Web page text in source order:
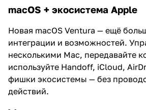
macOS + экосистема Apple
Новая macOS Ventura — ещё
интеграции и возможностей.
несколькими Mac, передавайте
используйте Handoff, iCloud,
фишки экосистемы — без
действий.